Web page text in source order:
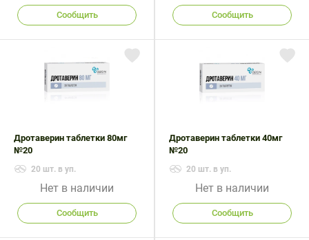
Сообщить Сообщить
Дротаверин таблетки 80мг
№20
20 шт. в уп.
Нет в наличии
Сообщить
Дротаверин таблетки 40мг
№20
20 шт. в уп.
Нет в наличии
Сообщить